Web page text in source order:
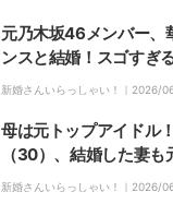
元乃木坂46メンバー、
ンスと結婚！スゴすぎ
驚き
新婚さんいらっしゃい！｜ 2026/
母は元トップアイドル
（30）、結婚した妻
新婚さんいらっしゃい！｜ 2026/